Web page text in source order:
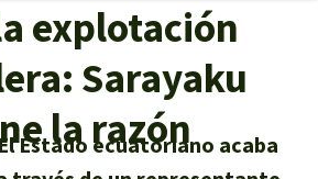
ayuda
general
donaciones
explotación
Sarayaku
la razón
Estado ecuatoriano acaba